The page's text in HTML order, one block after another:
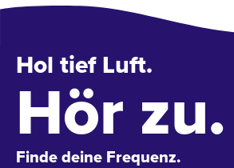
Hol tief Luft.
Hör zu.
Finde deine Frequenz.